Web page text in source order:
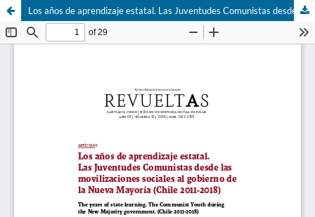
Los años de aprendizaje estatal. Las Juventudes Comunistas desde las movilizaciones sociales al gobierno de la Nueva Mayoría (Chile 2011-2018)